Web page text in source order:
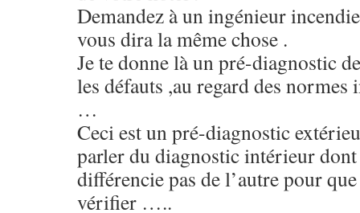
Demandez à un ingénieur
vous dira la même chose .
Je te donne là un pré-diagnostic
les défauts ,au regard des
…
Ceci est un pré-diagnostic
parler du diagnostic intérieur dont
différencie pas de l’autre pour
vérifier …..